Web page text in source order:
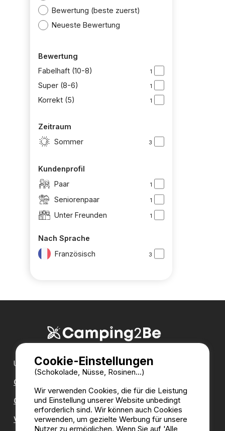
Bewertung (beste zuerst)
Neueste Bewertung
Bewertung
Fabelhaft (10-8)
1
Super (8-6) 1
Korrekt (5) 1
Zeitraum
Sommer
3
Kundenprofil
Paar
1
Seniorenpaar 1
Unter Freunden 1
Nach Sprache
Französisch
3
Unsere Partner:
CampingDirect
CampingStreetView
Verzeichnis der Campingplätze
Cookie-Einstellungen
(Schokolade, Nüsse, Rosinen...)
Wir verwenden Cookies, die für die Leistung
und Einstellung unserer Website unbedingt
erforderlich sind. Wir können auch Cookies
verwenden, um gezielte Werbung für unsere
Nutzer zu ermöglichen. Wenn Sie auf 'Alle